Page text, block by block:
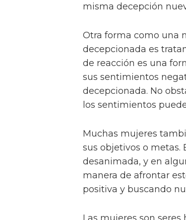
misma decepción
Otra forma como una
decepcionada es
de reacción es una
sus sentimientos
decepcionada. No
los sentimientos
Muchas mujeres
sus objetivos o metas.
desanimada, y en
manera de afrontar
positiva y buscando